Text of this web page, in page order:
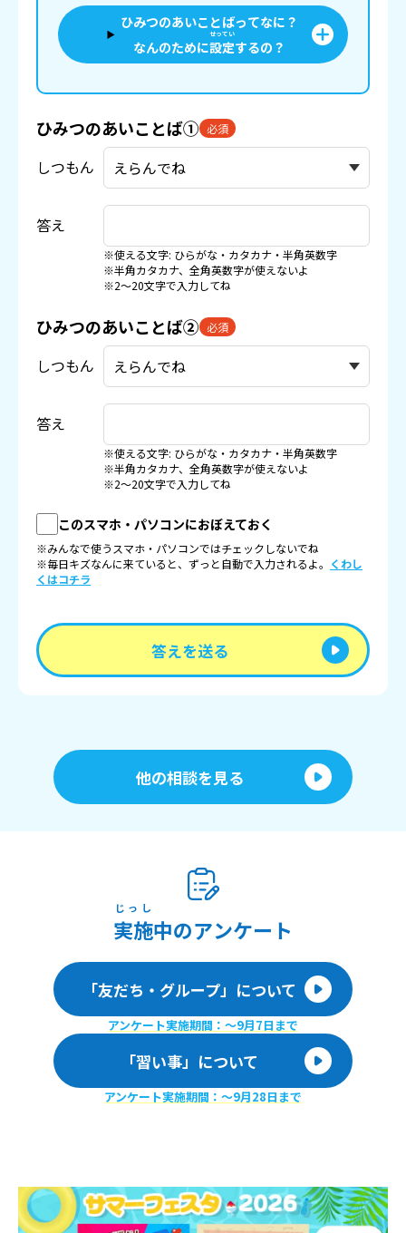
ひみつのあいことばってなに？
なんのために設定
せってい
するの？
ひみつのあいことば① 必須
しつもん
答え
※使える文字: ひらがな・カタカナ・半角英数字
※半角カタカナ、全角英数字が使えないよ
※2〜20文字で入力してね
ひみつのあいことば② 必須
しつもん
答え
※使える文字: ひらがな・カタカナ・半角英数字
※半角カタカナ、全角英数字が使えないよ
※2〜20文字で入力してね
このスマホ・パソコンにおぼえておく
※みんなで使うスマホ・パソコンではチェックしないでね
※毎日キズなんに来ていると、ずっと自動で入力されるよ。 くわし
くはコチラ
答えを送る
他の相談を見る
実施
じっし
中のアンケート
「友だち・グループ」について
アンケート実施期間：〜9月7日まで
「習い事」について
アンケート実施期間：〜9月28日まで